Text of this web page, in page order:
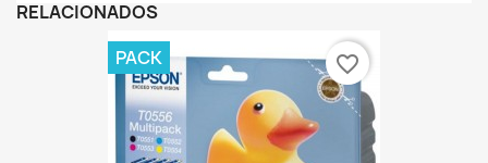
RELACIONADOS
PACK favorite_border